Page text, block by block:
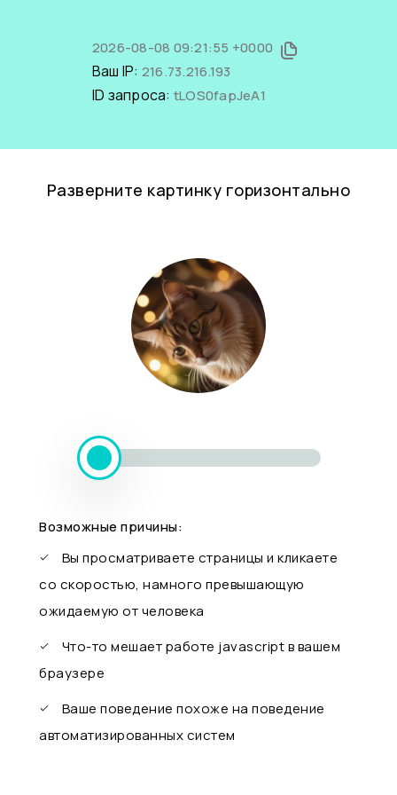
2026-08-08 09:21:55 +0000
Ваш IP: 216.73.216.193
ID запроса: tLOS0fapJeA1
Разверните картинку горизонтально
Возможные причины:
Вы просматриваете страницы и кликаете
со скоростью, намного превышающую
ожидаемую от человека
Что-то мешает работе javascript в вашем
браузере
Ваше поведение похоже на поведение
автоматизированных систем